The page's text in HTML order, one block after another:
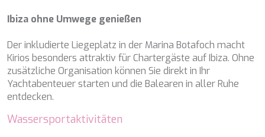
Ibiza ohne Umwege genießen
Der inkludierte Liegeplatz in der Marina Botafoch macht
Kirios besonders attraktiv für Chartergäste auf Ibiza. Ohne
zusätzliche Organisation können Sie direkt in Ihr
Yachtabenteuer starten und die Balearen in aller Ruhe
entdecken.
Wassersportaktivitäten
E3
ELLY
ELVI
ENDLESS HORIZON
EOLIA
ESMA SULTAN
ETERNAL SPARK